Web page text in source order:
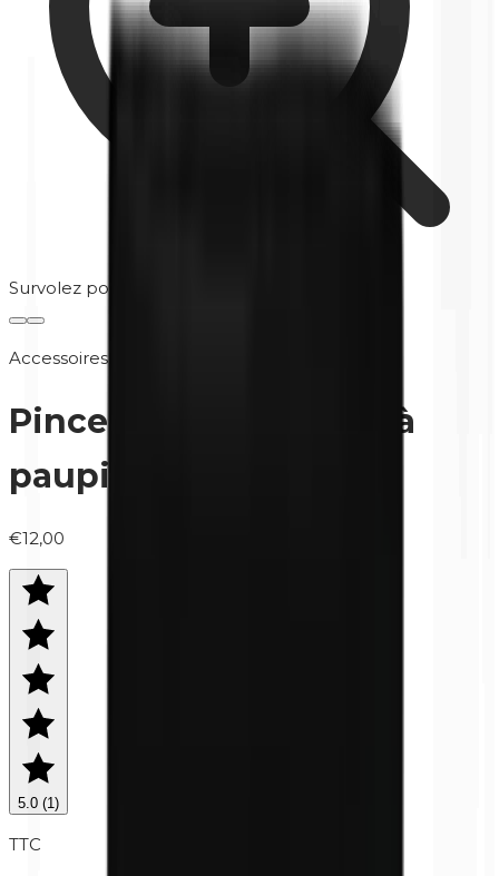
Survolez pour zoomer
Accessoires
Pinceau pour ombres à
paupières | Large
€12,00
5.0 (1)
TTC